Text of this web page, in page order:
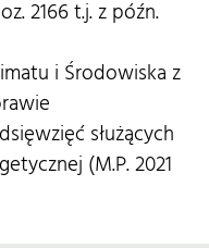
2166 t.j. z późn.
i Środowiska z
służących
(M.P. 2021